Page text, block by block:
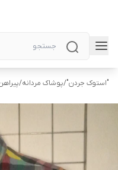
"استوک جردن"/پوشاک مردانه/